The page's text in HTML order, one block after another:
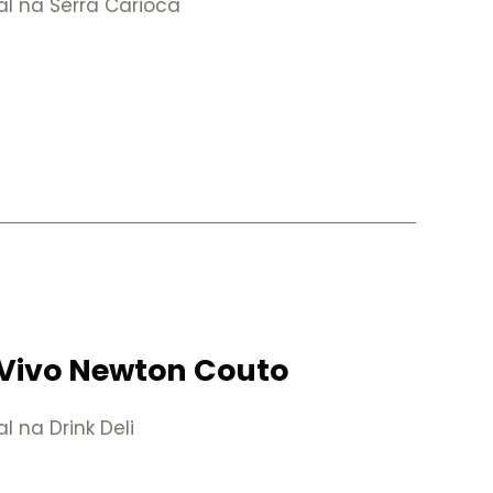
na Serra Carioca
Newton Couto
na Drink Deli